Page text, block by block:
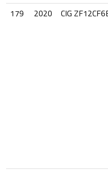
179
2020 CIG